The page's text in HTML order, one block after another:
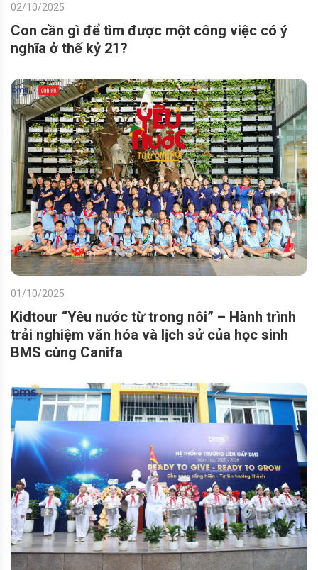
02/10/2025
Con cần gì để tìm được một công việc có ý
nghĩa ở thế kỷ 21?
01/10/2025
Kidtour “Yêu nước từ trong nôi” – Hành trình
trải nghiệm văn hóa và lịch sử của học sinh
BMS cùng Canifa